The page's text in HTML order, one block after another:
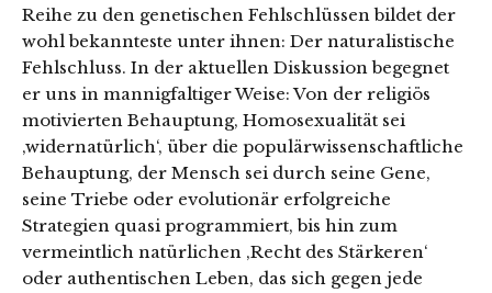
Reihe zu den genetischen Fehlschlüssen bildet der
wohl bekannteste unter ihnen: Der naturalistische
Fehlschluss. In der aktuellen Diskussion begegnet
er uns in mannigfaltiger Weise: Von der religiös
motivierten Behauptung, Homosexualität sei
‚widernatürlich‘, über die populärwissenschaftliche
Behauptung, der Mensch sei durch seine Gene,
seine Triebe oder evolutionär erfolgreiche
Strategien quasi programmiert, bis hin zum
vermeintlich natürlichen ‚Recht des Stärkeren‘
oder authentischen Leben, das sich gegen jede